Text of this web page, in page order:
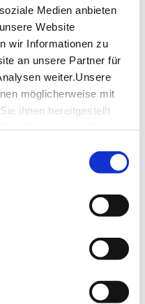
Medien anbieten
Website
wir Informationen zu
an unsere Partner für
weiter.Unsere
möglicherweise mit
ihnen bereitgestellt